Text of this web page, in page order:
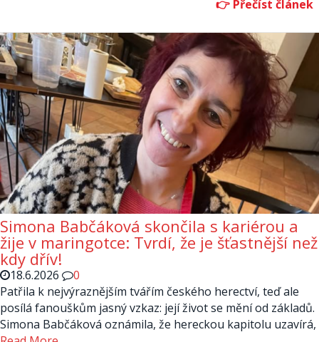
Simona Babčáková skončila s kariérou a
žije v maringotce: Tvrdí, že je šťastnější než
kdy dřív!
18.6.2026
0
Patřila k nejvýraznějším tvářím českého herectví, teď ale
posílá fanouškům jasný vzkaz: její život se mění od základů.
Simona Babčáková oznámila, že hereckou kapitolu uzavírá,